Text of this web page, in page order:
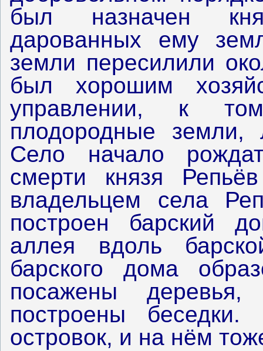
был назначен
дарованных ему
земли пересилили
был хорошим
управлении, к
плодородные земли,
Село начало
смерти князя
владельцем села
построен барский
аллея вдоль
барского дома
посажены деревья,
построены
островок, и на нём